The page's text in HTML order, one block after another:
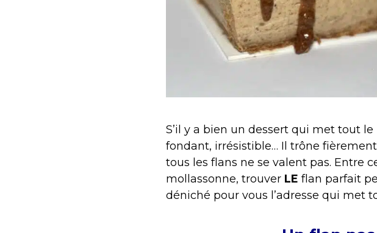
S’il y a bien un dessert qui met tout le
fondant, irrésistible… Il trône
tous les flans ne se valent pas. Entre
mollassonne, trouver LE flan parfait
déniché pour vous l’adresse qui met